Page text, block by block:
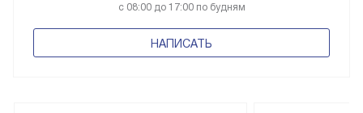
с 08:00 до 17:00 по будням
НАПИСАТЬ